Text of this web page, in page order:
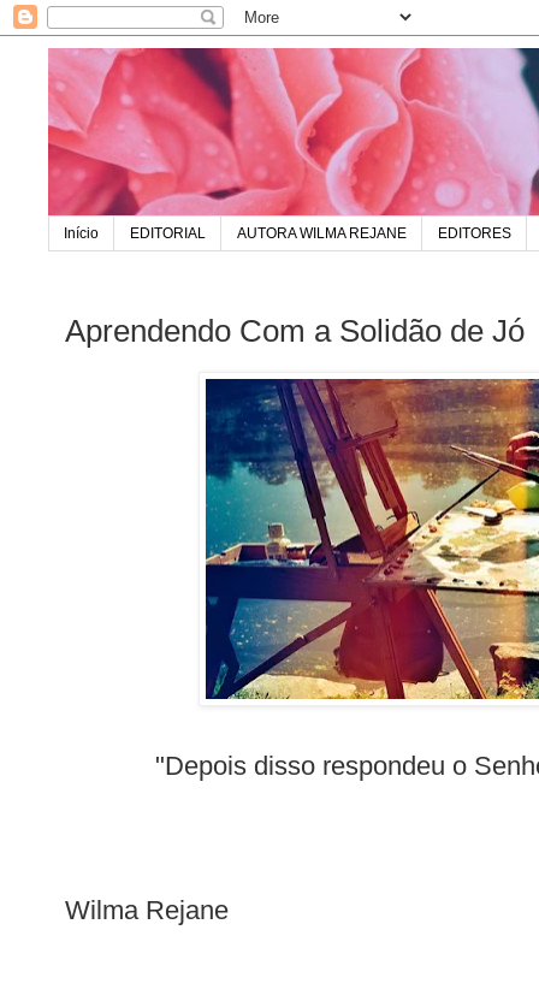
Início EDITORIAL AUTORA WILMA REJANE EDITORES
Aprendendo Com a Solidão de Jó
"Depois disso respondeu o
Wilma Rejane